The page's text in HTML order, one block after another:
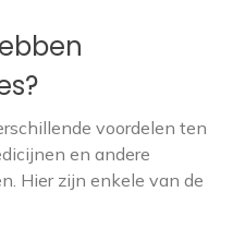
voordelen ten
en andere
Hier zijn enkele van de